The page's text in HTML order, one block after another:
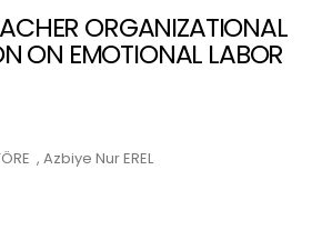
ORGANIZATIONAL
ON EMOTIONAL LABOR
, Azbiye Nur EREL